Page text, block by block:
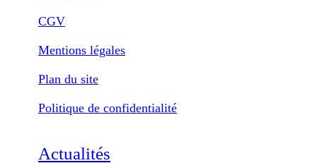
CGV
Mentions légales
Plan du site
Politique de confidentialité
Actualités